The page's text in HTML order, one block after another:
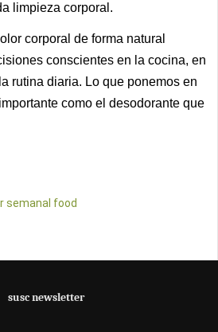
limpieza corporal.
corporal de forma natural
conscientes en la cocina, en
rutina diaria. Lo que ponemos en
como el desodorante que